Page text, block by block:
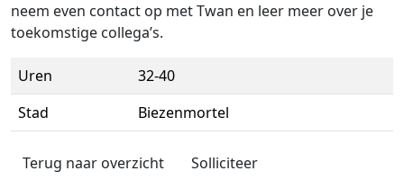
neem even contact op met Twan en leer meer over je
toekomstige collega’s.
Uren
32-40
Stad
Biezenmortel
Terug naar overzicht Solliciteer